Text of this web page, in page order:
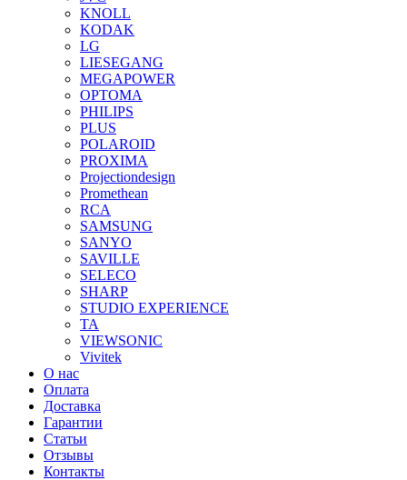
KNOLL
KODAK
LG
LIESEGANG
MEGAPOWER
OPTOMA
PHILIPS
PLUS
POLAROID
PROXIMA
Projectiondesign
Promethean
RCA
SAMSUNG
SANYO
SAVILLE
SELECO
SHARP
STUDIO EXPERIENCE
TA
VIEWSONIC
Vivitek
О нас
Оплата
Доставка
Гарантии
Статьи
Отзывы
Контакты